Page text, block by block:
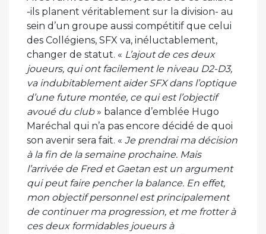
-ils planent véritablement sur la division- au
sein d’un groupe aussi compétitif que celui
des Collégiens, SFX va, inéluctablement,
changer de statut. « L’ajout de ces deux
joueurs, qui ont facilement le niveau D2-D3,
va indubitablement aider SFX dans l’optique
d’une future montée, ce qui est l’objectif
avoué du club» balance d’emblée Hugo
Maréchal qui n’a pas encore décidé de quoi
son avenir sera fait. « Je prendrai ma décision
à la fin de la semaine prochaine. Mais
l’arrivée de Fred et Gaetan est un argument
qui peut faire pencher la balance. En effet,
mon objectif personnel est principalement
de continuer ma progression, et me frotter à
ces deux formidables joueurs à